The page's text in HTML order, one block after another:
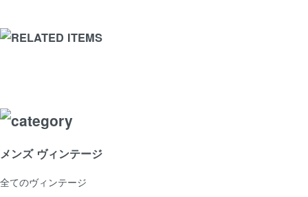
メンズ ヴィンテージ
全てのヴィンテージ